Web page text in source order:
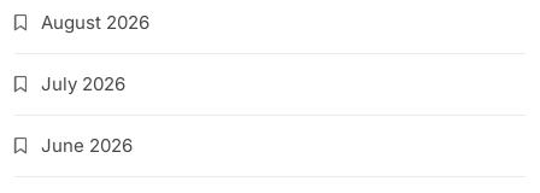
August 2026
July 2026
June 2026